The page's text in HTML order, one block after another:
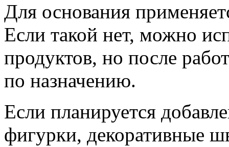
Для основания
Если такой нет, можно
продуктов, но после
по назначению.
Если планируется
фигурки, декоративные